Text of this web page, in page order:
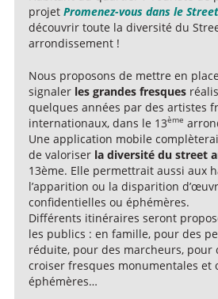
projet Promenez-vous dans le
découvrir toute la diversité du
arrondissement !
Nous proposons de mettre en
signaler les grandes fresques
quelques années par des artistes
internationaux, dans le 13ème
Une application mobile
de valoriser la diversité du street
13ème. Elle permettrait aussi aux
l’apparition ou la disparition
confidentielles ou éphémères.
Différents itinéraires seront
les publics : en famille, pour des
réduite, pour des marcheurs, pour
croiser fresques monumentales et
éphémères…